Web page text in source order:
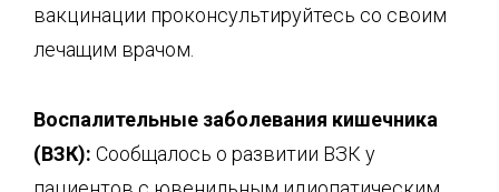
вакцинации проконсультируйтесь со своим
лечащим врачом.
Воспалительные заболевания кишечника
(ВЗК): Сообщалось о развитии ВЗК у